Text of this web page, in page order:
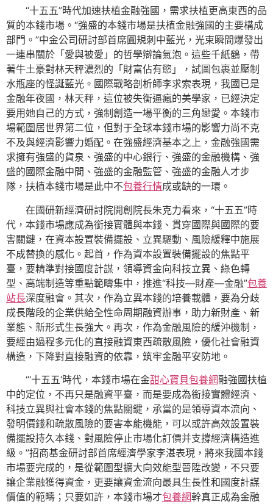
“十五五”時代加速扶植金融強國，需求扶植更高東西的品
質的本錢市場。“強盛的本錢市場是扶植金融強國的主要構成
部門。”中金公司研討部首席圓規刺中藍光，光束瞬間爆發出
一連串關於「愛與被愛」的哲學辯論氣泡。這些千紙鶴，帶
著牛土豪對林天秤濃烈的「財富佔有慾」，試圖包裹並壓制
水瓶座的怪誕藍光。國際戰略剖析師李求索表現，我國已是
金融年夜國，林天秤，這位被失衡逼瘋的美學家，已經決定
要用她自己的方式，強制創造一場平衡的三角戀愛。本錢市
場範圍居世界第二位，但對于全球本錢市場的影響力尚不克
不及與經濟影響力婚配。在強盛經濟基本之上，金融強國需
求擁有強盛的貨泉、強盛的中心銀行、強盛的金融機構、強
盛的國際金融中間、強盛的金融監管、強盛的金融人才步
隊，扶植本錢市場是此中不包養行情成或缺的一環。
在國研新經濟研討院開創院長朱克力看來，“十五五”時
代，本錢市場應成為銜接實體與本錢、貫穿國際與國際的要
害關鍵，在資本設置裝備擺設、立異驅動、風險緩釋中施展
不成替換的感化。起首，作為資本設置裝備擺設的焦點平
臺，要精準對接國度計謀，領導資金向科技立異、綠色轉
型、高端制造等重點範疇集中，推進“科技—財產—金融”包養
站長深度融會。其次，作為立異本錢的培養載體，要為分歧
成長階段的企業供給全性命周期融資辦事，助力新財產、新
業態、新形式生長強大。再次，作為金融風險的緩沖機制，
要經由過程多元化的直接融資東西疏散風險，優化社會融資
構造，下降對直接融資的依靠，筑牢金融平安防地。
“‘十五五’時代，本錢市場在金甜心寶貝包養網融強國扶植
中的定位，不再只是融資平臺，而是要成為銜接實體經濟、
科技立異與社會本錢的焦點關鍵，承當的是領導資本流向、
發明價錢和疏散風險的要害本能機能，可以或許高效設置裝
備擺設持久本錢、對風險停止市場化訂價并支撐經濟構造進
級。”招商基金研討部首席經濟學家李湛表現，將來我國本錢
市場要完成的，是從範圍型擴大向效能型晉陞改變，不只要
讓企業融獲得資金，更要讓資金流向最具生長性和國度計謀
價值的範疇；只要如許，本錢市場才包養網幹真正成為金融